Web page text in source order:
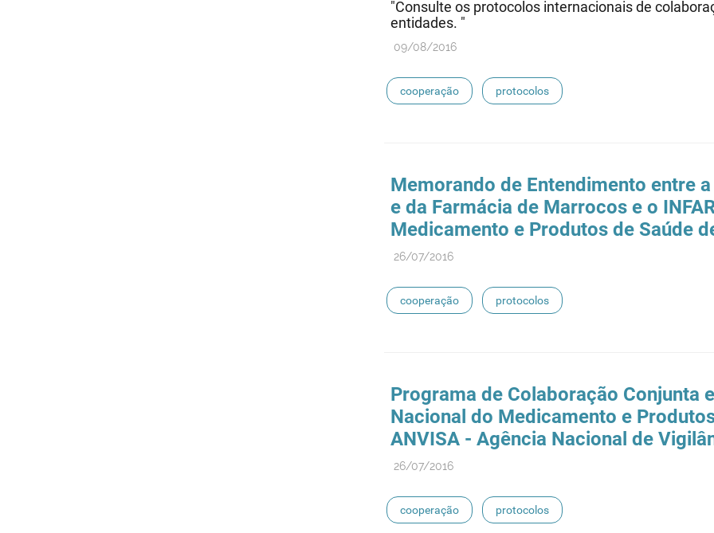
"Consulte os protocolos internacionais de
entidades. "
09/08/2016
cooperação protocolos
Memorando de Entendimento entre
e da Farmácia de Marrocos e o
Medicamento e Produtos de Saúde
26/07/2016
cooperação protocolos
Programa de Colaboração Conjunta
Nacional do Medicamento e
ANVISA - Agência Nacional de
26/07/2016
cooperação protocolos